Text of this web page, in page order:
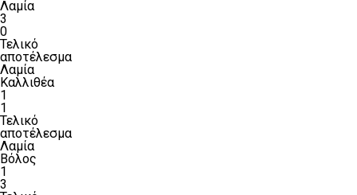
Λαμία
3
0
Τελικό
αποτέλεσμα
Λαμία
Καλλιθέα
1
1
Τελικό
αποτέλεσμα
Λαμία
Βόλος
1
3